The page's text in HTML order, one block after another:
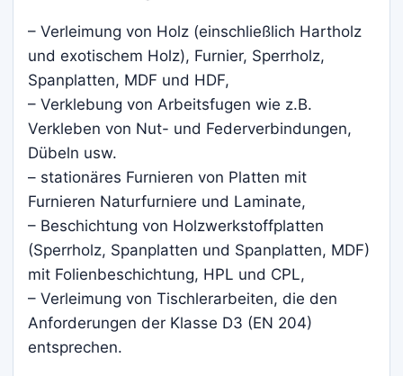
– Verleimung von Holz (einschließlich Hartholz
und exotischem Holz), Furnier, Sperrholz,
Spanplatten, MDF und HDF,
– Verklebung von Arbeitsfugen wie z.B.
Verkleben von Nut- und Federverbindungen,
Dübeln usw.
– stationäres Furnieren von Platten mit
Furnieren Naturfurniere und Laminate,
– Beschichtung von Holzwerkstoffplatten
(Sperrholz, Spanplatten und Spanplatten, MDF)
mit Folienbeschichtung, HPL und CPL,
– Verleimung von Tischlerarbeiten, die den
Anforderungen der Klasse D3 (EN 204)
entsprechen.